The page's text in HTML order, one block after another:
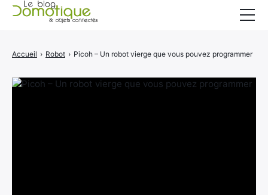
Accueil › Robot › Picoh – Un robot vierge que vous pouvez programmer